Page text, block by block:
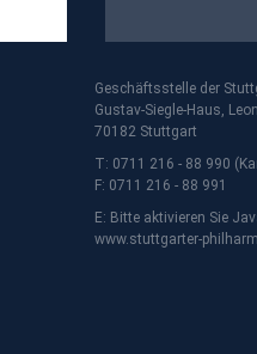
Geschäftsstelle der
Gustav-Siegle-Haus,
70182 Stuttgart
T: 0711 216 - 88 990
F: 0711 216 - 88 991
E: Bitte aktivieren Sie
www.stuttgarter-